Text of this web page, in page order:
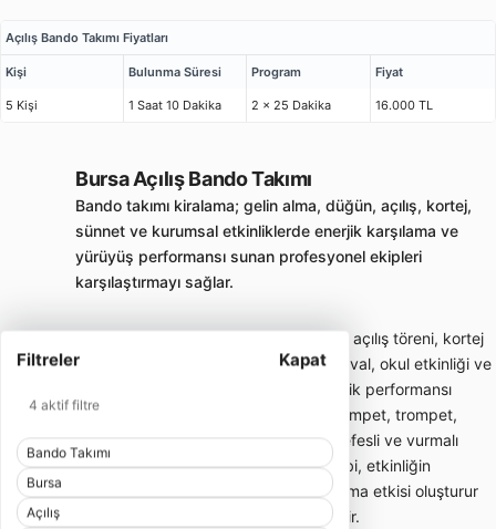
Filtreler Kapat
4 aktif filtre
Bando Takımı
Bursa
Açılış
Açılış Bando Takımı Fiyatları
Kişi Bulunma Süresi Program Fiyat
5 Kişi 1 Saat 10 Dakika 2 x 25 Dakika 16.000 TL
Bursa Açılış Bando Takımı
Bando takımı kiralama; gelin alma, düğün, açılış, kortej,
sünnet ve kurumsal etkinliklerde enerjik karşılama ve
yürüyüş performansı sunan profesyonel ekipleri
karşılaştırmayı sağlar.
Bando takımı; gelin alma, düğün girişi, açılış töreni, kortej
yürüyüşü, sünnet organizasyonu, festival, okul etkinliği ve
kurumsal davetlerde enerjik canlı müzik performansı
sunan gezici müzik ekibidir. Davul, trampet, trompet,
klarnet, saksafon, zurna veya farklı nefesli ve vurmalı
enstrümanlardan oluşabilir. Bando ekibi, etkinliğin
başlangıcında dikkat çekici bir karşılama etkisi oluşturur
ve kalabalığın enerjisini hızlıca yükseltir.